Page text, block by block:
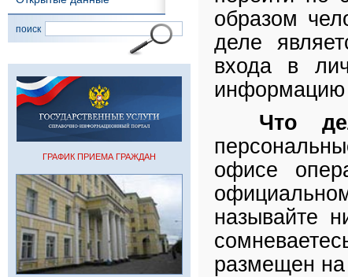
поиск
ГРАФИК ПРИЕМА ГРАЖДАН
образом
деле
входа в
информацию
Что
офисе
называйте
размещен на